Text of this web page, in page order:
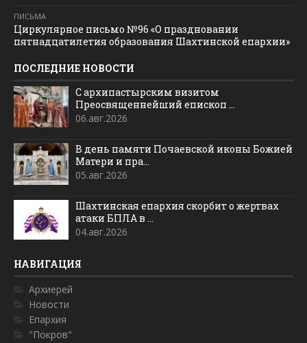
ПИСЬМА
Циркулярное письмо №96 «О праздновании
пятнадцатилетия образования Шахтинской епархии»
ПОСЛЕДНИЕ НОВОСТИ
С архипастырским визитом
Преосвященнейший епископ ...
06.авг.2026
В день памяти Почаевской иконы Божией
Матери и пра...
05.авг.2026
Шахтинская епархия скорбит о жертвах
атаки БПЛА в ...
04.авг.2026
НАВИГАЦИЯ
Архиерей
Новости
Епархия
"Покров"